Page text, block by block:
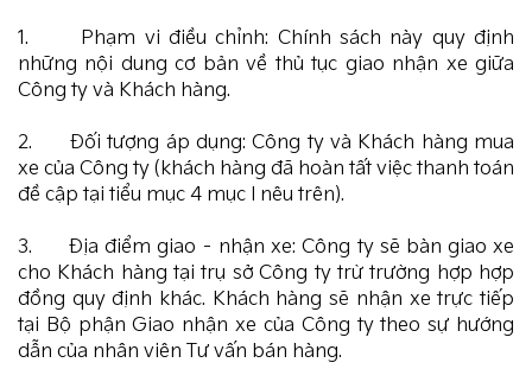
1. Phạm vi điều chỉnh: Chính sách này quy định
những nội dung cơ bản về thủ tục giao nhận xe giữa
Công ty và Khách hàng.
2. Đối tượng áp dụng: Công ty và Khách hàng mua
xe của Công ty (khách hàng đã hoàn tất việc thanh toán
đề cập tại tiểu mục 4 mục I nêu trên).
3. Địa điểm giao – nhận xe: Công ty sẽ bàn giao xe
cho Khách hàng tại trụ sở Công ty trừ trường hợp hợp
đồng quy định khác. Khách hàng sẽ nhận xe trực tiếp
tại Bộ phận Giao nhận xe của Công ty theo sự hướng
dẫn của nhân viên Tư vấn bán hàng.